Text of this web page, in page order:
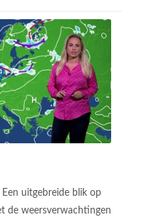
Een uitgebreide blik op
de weersverwachtingen